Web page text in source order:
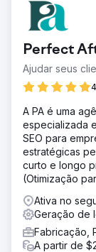
Perfect
Ajudar seus
A PA é uma
especializada
SEO para
estratégicas
curto e longo
(Otimização
Ativa no
Geração de
Fabricação,
A partir de